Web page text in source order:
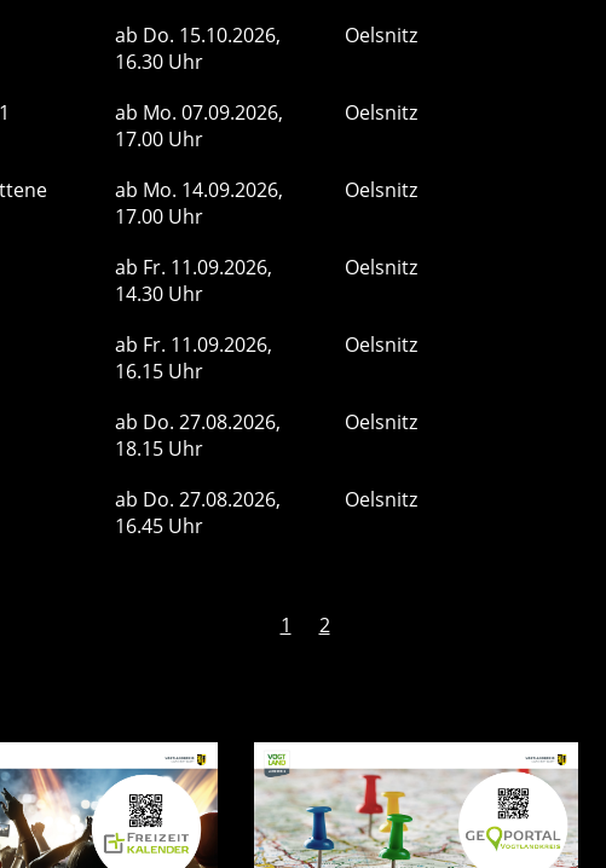
ab Do. 15.10.2026,
16.30 Uhr
Oelsnitz
ab Mo. 07.09.2026,
17.00 Uhr
Oelsnitz
ab Mo. 14.09.2026,
17.00 Uhr
Oelsnitz
ab Fr. 11.09.2026,
14.30 Uhr
Oelsnitz
ab Fr. 11.09.2026,
16.15 Uhr
Oelsnitz
ab Do. 27.08.2026,
18.15 Uhr
Oelsnitz
ab Do. 27.08.2026,
16.45 Uhr
Oelsnitz
1 2